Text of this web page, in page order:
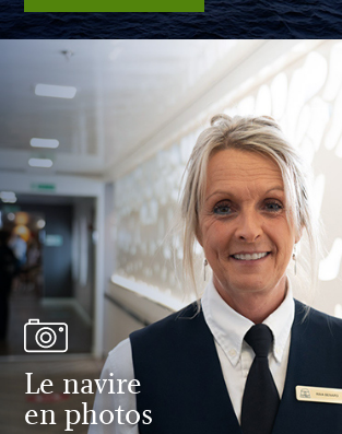
Le navire
en photos